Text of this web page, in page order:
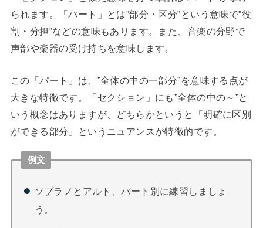
られます。「パート」とは”部分・区分”という意味で”役
割・分担”などの意味もあります。また、音楽の分野で
声部や楽器の受け持ちを意味します。
この「パート」は、”全体の中の一部分”を意味する点が
大きな特徴です。「セクション」にも”全体の中の～”と
いう概念はありますが、どちらかというと「明確に区別
ができる部分」というニュアンスが特徴的です。
例文
ソプラノとアルト、パート別に練習しましょ
う。